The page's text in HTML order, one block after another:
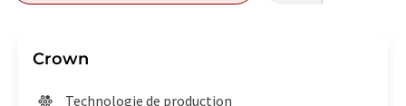
Crown
Technologie de production